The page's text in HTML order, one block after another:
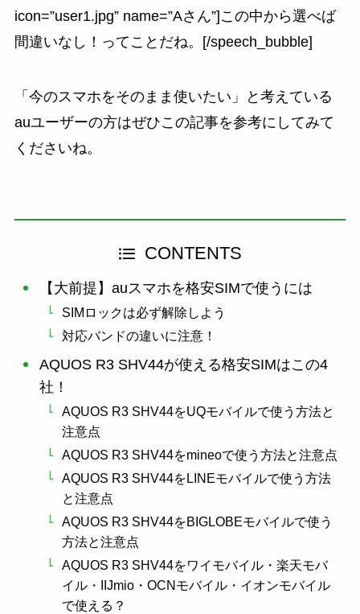
icon=”user1.jpg” name=”Aさん”]この中から選べば
間違いなし！ってことだね。[/speech_bubble]
「今のスマホをそのまま使いたい」と考えている
auユーザーの方はぜひこの記事を参考にしてみて
くださいね。
CONTENTS
【大前提】auスマホを格安SIMで使うには
SIMロックは必ず解除しよう
対応バンドの違いに注意！
AQUOS R3 SHV44が使える格安SIMはこの4
社！
AQUOS R3 SHV44をUQモバイルで使う方法と
注意点
AQUOS R3 SHV44をmineoで使う方法と注意点
AQUOS R3 SHV44をLINEモバイルで使う方法
と注意点
AQUOS R3 SHV44をBIGLOBEモバイルで使う
方法と注意点
AQUOS R3 SHV44をワイモバイル・楽天モバ
イル・IIJmio・OCNモバイル・イオンモバイル
で使える？